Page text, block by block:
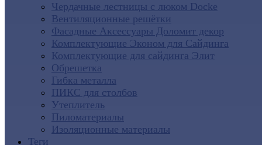
Чердачные лестницы с люком Docke
Вентиляционные решётки
Фасадные Аксессуары Доломит декор
Комплектующие Эконом для Сайдинга
Комплектующие для cайдинга Элит
Обрешетка
Гибка металла
ПИКС для столбов
Утеплитель
Пиломатериалы
Изоляционные материалы
Теги